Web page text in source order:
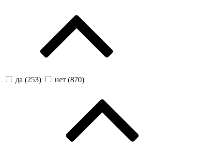
да (253) нет (870)